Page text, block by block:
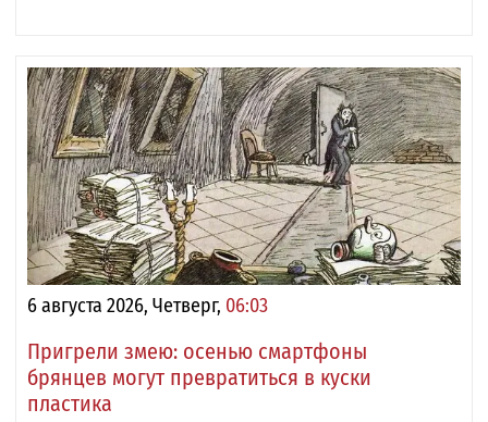
6 августа 2026, Четверг, 06:03
Пригрели змею: осенью смартфоны
брянцев могут превратиться в куски
пластика